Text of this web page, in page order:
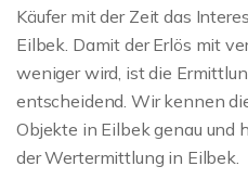
Käufer mit der Zeit das
Eilbek. Damit der Erlös mit
weniger wird, ist die
entscheidend. Wir kennen
Objekte in Eilbek genau und
der Wertermittlung in Eilbek.